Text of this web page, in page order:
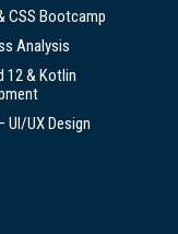
CSS Bootcamp
Analysis
12 & Kotlin
UI/UX Design